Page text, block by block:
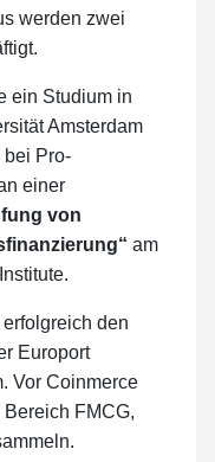
werden zwei
ein Studium in
Amsterdam
bei Pro-
einer
von
am
den
Europort
Vor Coinmerce
FMCG,